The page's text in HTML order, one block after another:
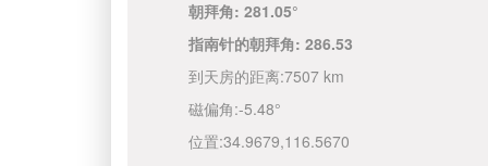
朝拜角: 281.05°
指南针的朝拜角: 286.53
到天房的距离:7507 km
磁偏角:-5.48°
位置:34.9679,116.5670